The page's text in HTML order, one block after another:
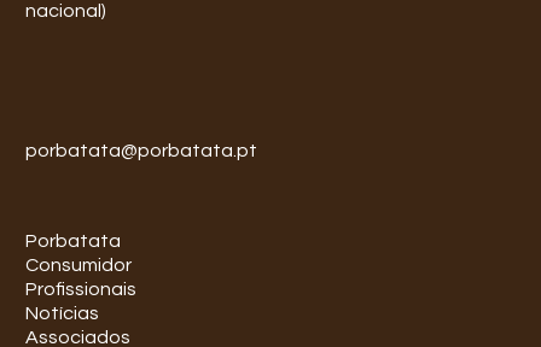
nacional)
porbatata@porbatata.pt
Porbatata
Consumidor
Profissionais
Notícias
Associados